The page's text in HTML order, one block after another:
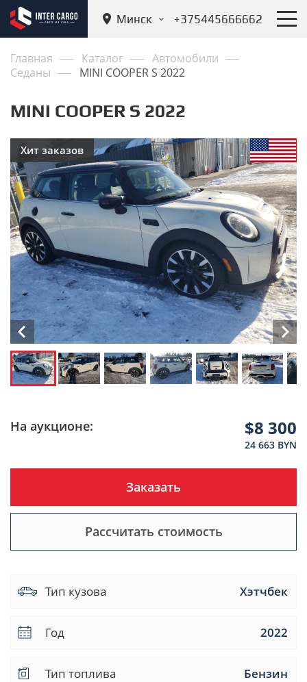
Минск +375445666662
Главная Каталог
Автомобили
Седаны
MINI COOPER S 2022
MINI COOPER S 2022
На аукционе: $8 300
24 663 BYN
Заказать
Рассчитать стоимость
Тип кузова Хэтчбек
Год 2022
Тип топлива Бензин
Хит заказов